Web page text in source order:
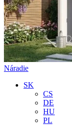
Náradie
SK
CS
DE
HU
PL